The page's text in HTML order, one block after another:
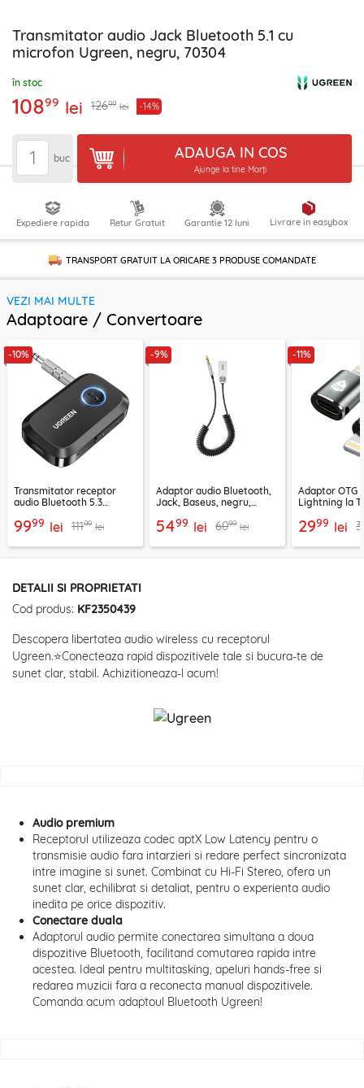
Transmitator audio Jack Bluetooth 5.1 cu
microfon Ugreen, negru, 70304
în stoc
10899 lei 12699 lei -14%
buc ADAUGA IN COS
Ajunge la tine Marți
Expediere rapida Retur Gratuit Garantie 12 luni Livrare in easybox
TRANSPORT GRATUIT LA ORICARE 3 PRODUSECOMANDATE
VEZI MAI MULTE
Adaptoare / Convertoare
-10%
Transmitator receptor
audio Bluetooth 5.3
9999 lei 11199 lei
-9%
Adaptor audio Bluetooth,
Jack, Baseus, negru,
5499 lei 6099 lei
-11%
Adaptor OTG
Lightning la
2999 lei
DETALII SI PROPRIETATI
Cod produs: KF2350439
Descopera libertatea audio wireless cu receptorul
Ugreen.⭐Conecteaza rapid dispozitivele tale si bucura-te de
sunet clar, stabil. Achizitioneaza-l acum!
Audio premium
Receptorul utilizeaza codec aptX Low Latency pentru o
transmisie audio fara intarzieri si redare perfect sincronizata
intre imagine si sunet. Combinat cu Hi-Fi Stereo, ofera un
sunet clar, echilibrat si detaliat, pentru o experienta audio
inedita pe orice dispozitiv.
Conectare duala
Adaptorul audio permite conectarea simultana a doua
dispozitive Bluetooth, facilitand comutarea rapida intre
acestea. Ideal pentru multitasking, apeluri hands-free si
redarea muzicii fara a reconecta manual dispozitivele.
Comanda acum adaptoul Bluetooth Ugreen!